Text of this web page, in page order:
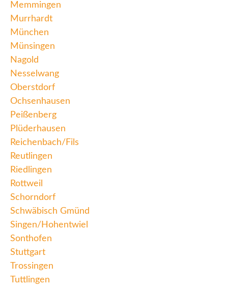
Memmingen
Murrhardt
München
Münsingen
Nagold
Nesselwang
Oberstdorf
Ochsenhausen
Peißenberg
Plüderhausen
Reichenbach/Fils
Reutlingen
Riedlingen
Rottweil
Schorndorf
Schwäbisch Gmünd
Singen/Hohentwiel
Sonthofen
Stuttgart
Trossingen
Tuttlingen